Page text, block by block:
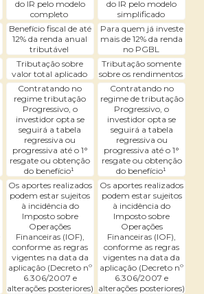
do IR pelo modelo
completo
do IR pelo modelo
simplificado
Benefício fiscal de até
12% da renda anual
tributável
Para quem já investe
mais de 12% da renda
no PGBL
Tributação sobre
valor total aplicado
Tributação somente
sobre os rendimentos
Contratando no
regime tributação
Progressivo, o
investidor opta se
seguirá a tabela
regressiva ou
progressiva até o 1°
resgate ou obtenção
do benefício¹
Contratando no
regime de tributação
Progressivo, o
investidor opta se
seguirá a tabela
regressiva ou
progressiva até o 1°
resgate ou obtenção
do benefício¹
Os aportes realizados
podem estar sujeitos
à incidência do
Imposto sobre
Operações
Financeiras (IOF),
conforme as regras
vigentes na data da
aplicação (Decreto nº
6.306/2007 e
alterações posteriores)
Os aportes realizados
podem estar sujeitos
à incidência do
Imposto sobre
Operações
Financeiras (IOF),
conforme as regras
vigentes na data da
aplicação (Decreto nº
6.306/2007 e
alterações posteriores)